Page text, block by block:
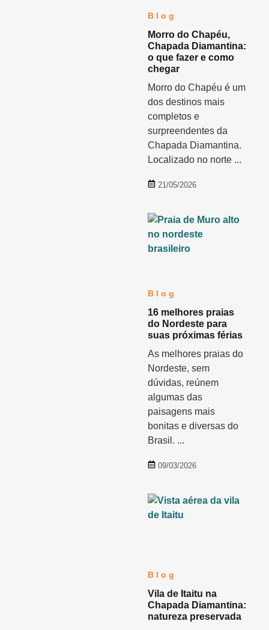
Blog
Morro do Chapéu,
Chapada Diamantina:
o que fazer e como
chegar
Morro do Chapéu é um
dos destinos mais
completos e
surpreendentes da
Chapada Diamantina.
Localizado no norte ...
21/05/2026
Blog
16 melhores praias
do Nordeste para
suas próximas férias
As melhores praias do
Nordeste, sem
dúvidas, reúnem
algumas das
paisagens mais
bonitas e diversas do
Brasil. ...
09/03/2026
Blog
Vila de Itaitu na
Chapada Diamantina:
natureza preservada